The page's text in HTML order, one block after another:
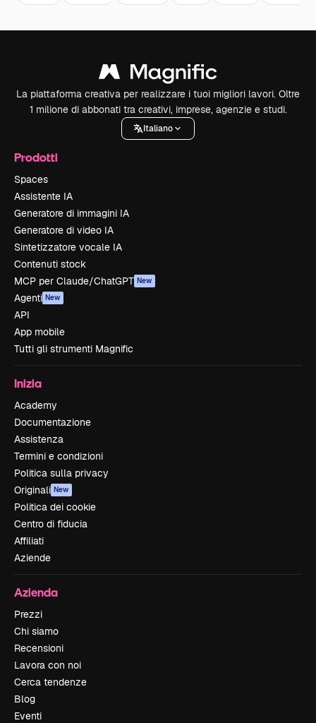
La piattaforma creativa per realizzare i tuoi migliori lavori. Oltre
1 milione di abbonati tra creativi, imprese, agenzie e studi.
Italiano
Prodotti
Spaces
Assistente IA
Generatore di immagini IA
Generatore di video IA
Sintetizzatore vocale IA
Contenuti stock
MCP per Claude/ChatGPT New
Agenti New
API
App mobile
Tutti gli strumenti Magnific
Inizia
Academy
Documentazione
Assistenza
Termini e condizioni
Politica sulla privacy
Originali New
Politica dei cookie
Centro di fiducia
Affiliati
Aziende
Azienda
Prezzi
Chi siamo
Recensioni
Lavora con noi
Cerca tendenze
Blog
Eventi